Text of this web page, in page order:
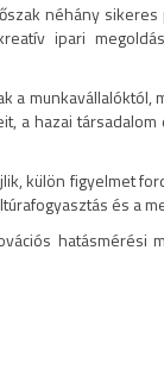
néhány
ipari
a
a hazai
külön figyelmet
és a